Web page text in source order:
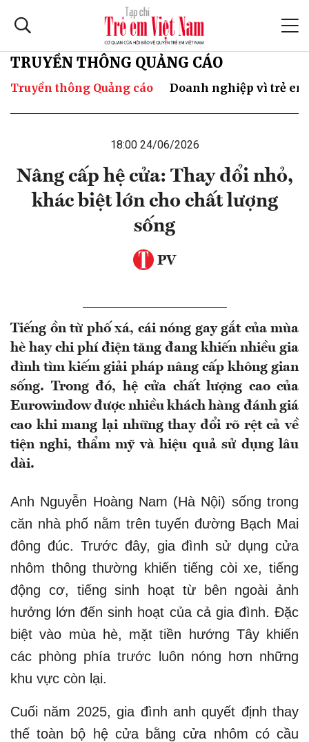
TRUYỀN THÔNG QUẢNG CÁO
Truyền thông Quảng cáo Doanh nghiệp vì trẻ em
18:00 24/06/2026
Nâng cấp hệ cửa: Thay đổi nhỏ,
khác biệt lớn cho chất lượng
sống
PV
Tiếng ồn từ phố xá, cái nóng gay gắt của mùa
hè hay chi phí điện tăng đang khiến nhiều gia
đình tìm kiếm giải pháp nâng cấp không gian
sống. Trong đó, hệ cửa chất lượng cao của
Eurowindow được nhiều khách hàng đánh giá
cao khi mang lại những thay đổi rõ rệt cả về
tiện nghi, thẩm mỹ và hiệu quả sử dụng lâu
dài.
Anh Nguyễn Hoàng Nam (Hà Nội) sống trong
căn nhà phố nằm trên tuyến đường Bạch Mai
đông đúc. Trước đây, gia đình sử dụng cửa
nhôm thông thường khiến tiếng còi xe, tiếng
động cơ, tiếng sinh hoạt từ bên ngoài ảnh
hưởng lớn đến sinh hoạt của cả gia đình. Đặc
biệt vào mùa hè, mặt tiền hướng Tây khiến
các phòng phía trước luôn nóng hơn những
khu vực còn lại.
Cuối năm 2025, gia đình anh quyết định thay
thế toàn bộ hệ cửa bằng cửa nhôm có cầu